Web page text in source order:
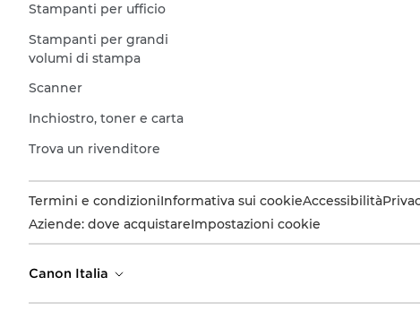
Stampanti per ufficio
Stampanti per grandi
volumi di stampa
Scanner
Inchiostro, toner e carta
Trova un rivenditore
Termini e condizioniInformativa sui cookieAccessibilità
Aziende: dove acquistareImpostazioni cookie
Canon Italia